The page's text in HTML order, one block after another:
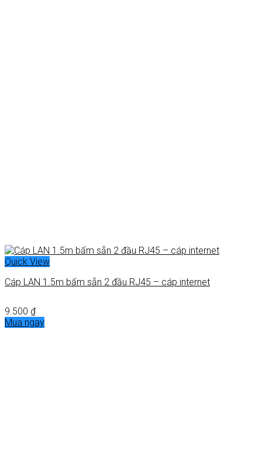
Quick View
Cáp LAN 1.5m bấm sẵn 2 đầu RJ45 – cáp internet
9.500 ₫
Mua ngay